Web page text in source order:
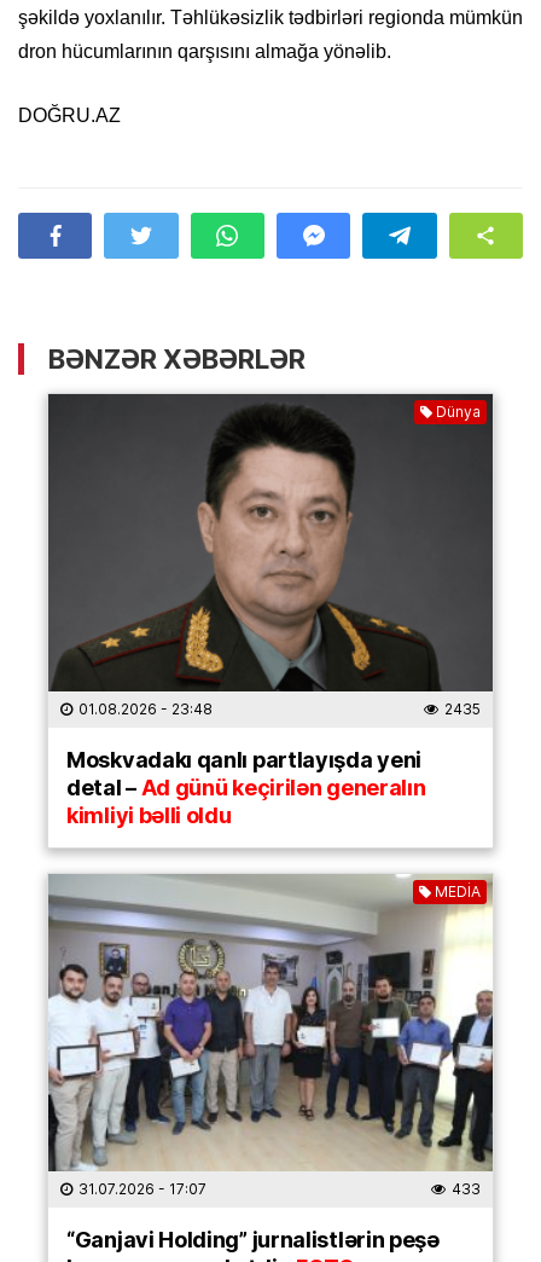
şəkildə yoxlanılır. Təhlükəsizlik tədbirləri regionda mümkün
dron hücumlarının qarşısını almağa yönəlib.
DOĞRU.AZ
BƏNZƏR XƏBƏRLƏR
Dünya
01.08.2026 - 23:48 2435
Moskvadakı qanlı partlayışda yeni
detal –Ad günü keçirilən generalın
kimliyi bəlli oldu
MEDİA
31.07.2026 - 17:07 433
“Ganjavi Holding” jurnalistlərin peşə